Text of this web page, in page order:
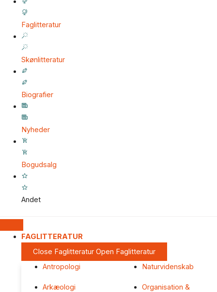
Faglitteratur
Skønlitteratur
Biografier
Nyheder
Bogudsalg
Andet
FAGLITTERATUR
Close Faglitteratur Open Faglitteratur
Antropologi
Arkæologi
Naturvidenskab
Organisation &